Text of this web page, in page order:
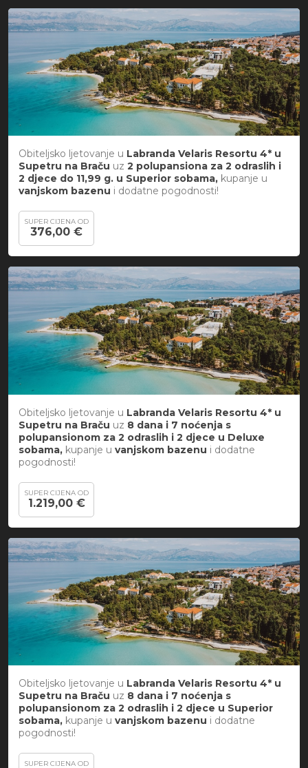
Obiteljsko ljetovanje u Labranda Velaris Resortu 4* u
Supetru na Braču uz 2 polupansiona za 2 odraslih i
2 djece do 11,99 g. u Superior sobama, kupanje u
vanjskom bazenu i dodatne pogodnosti!
SUPER CIJENA OD
376,00 €
Obiteljsko ljetovanje u Labranda Velaris Resortu 4* u
Supetru na Braču uz 8 dana i 7 noćenja s
polupansionom za 2 odraslih i 2 djece u Deluxe
sobama, kupanje u vanjskom bazenu i dodatne
pogodnosti!
SUPER CIJENA OD
1.219,00 €
Obiteljsko ljetovanje u Labranda Velaris Resortu 4* u
Supetru na Braču uz 8 dana i 7 noćenja s
polupansionom za 2 odraslih i 2 djece u Superior
sobama, kupanje u vanjskom bazenu i dodatne
pogodnosti!
SUPER CIJENA OD